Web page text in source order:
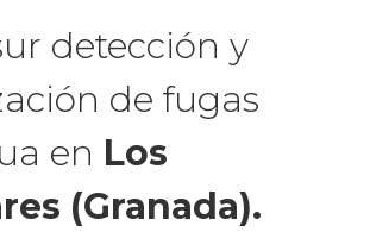
detección y
de fugas
en Los
(Granada).